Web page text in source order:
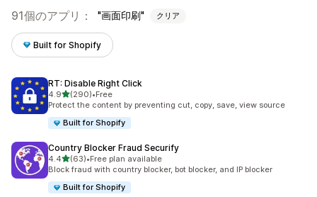
91個のアプリ： 画面印刷 クリア
Built for Shopify
RT: Disable Right Click
4.95つ星中
(290)
合計レビュー数：290件
•Free
Protect the content by preventing cut, copy, save, view source
Built for Shopify
Country Blocker Fraud Securify
4.45つ星中
(63)
合計レビュー数：63件
•Free plan available
Block fraud with country blocker, bot blocker, and IP blocker
Built for Shopify